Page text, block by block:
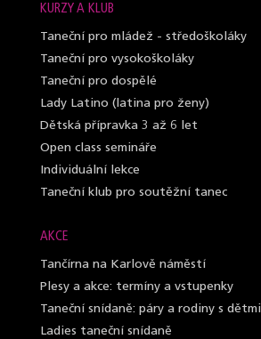
KURZY A KLUB
Taneční pro mládež - středoškoláky
Taneční pro vysokoškoláky
Taneční pro dospělé
Lady Latino (latina pro ženy)
Dětská přípravka 3 až 6 let
Open class semináře
Individuální lekce
Taneční klub pro soutěžní tanec
AKCE
Tančírna na Karlově náměstí
Plesy a akce: termíny a vstupenky
Taneční snídaně: páry a rodiny s dětmi
Ladies taneční snídaně